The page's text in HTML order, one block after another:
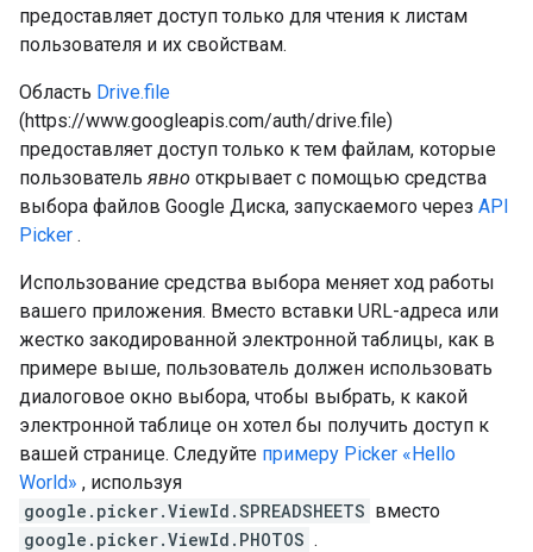
предоставляет доступ только для чтения к листам
пользователя и их свойствам.
Область Drive.file
(https://www.googleapis.com/auth/drive.file)
предоставляет доступ только к тем файлам, которые
пользователь явно открывает с помощью средства
выбора файлов Google Диска, запускаемого через API
Picker .
Использование средства выбора меняет ход работы
вашего приложения. Вместо вставки URL-адреса или
жестко закодированной электронной таблицы, как в
примере выше, пользователь должен использовать
диалоговое окно выбора, чтобы выбрать, к какой
электронной таблице он хотел бы получить доступ к
вашей странице. Следуйте примеру Picker «Hello
World» , используя
google.picker.ViewId.SPREADSHEETS вместо
google.picker.ViewId.PHOTOS .